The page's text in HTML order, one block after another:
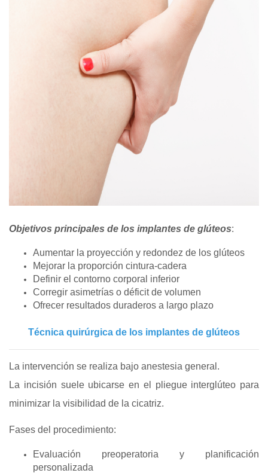
Objetivos principales de los implantes de glúteos:
Aumentar la proyección y redondez de los glúteos
Mejorar la proporción cintura-cadera
Definir el contorno corporal inferior
Corregir asimetrías o déficit de volumen
Ofrecer resultados duraderos a largo plazo
Técnica quirúrgica de los implantes de glúteos
La intervención se realiza bajo anestesia general.
La incisión suele ubicarse en el pliegue interglúteo para
minimizar la visibilidad de la cicatriz.
Fases del procedimiento:
Evaluación preoperatoria y planificación
personalizada